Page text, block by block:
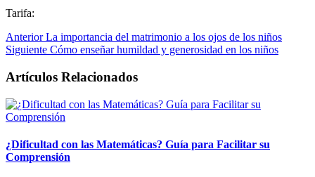
Tarifa:
Anterior La importancia del matrimonio a los ojos de los niños
Siguiente Cómo enseñar humildad y generosidad en los niños
Artículos Relacionados
¿Dificultad con las Matemáticas? Guía para Facilitar su
Comprensión